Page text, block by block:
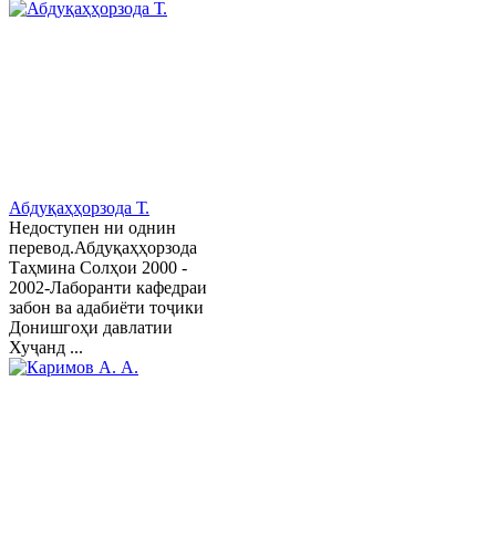
Абдуқаҳҳорзода Т.
Недоступен ни однин
перевод.Абдуқаҳҳорзода
Таҳмина Солҳои 2000 -
2002-Лаборанти кафедраи
забон ва адабиёти тоҷики
Донишгоҳи давлатии
Хуҷанд ...